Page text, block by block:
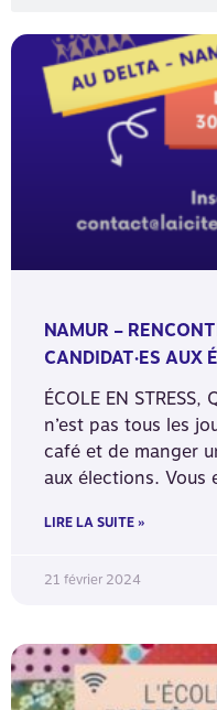
NAMUR –
CANDIDAT·ES AUX
ÉCOLE EN STRESS,
n’est pas tous les
café et de manger
aux élections. Vous
LIRE LA SUITE »
21 février 2024